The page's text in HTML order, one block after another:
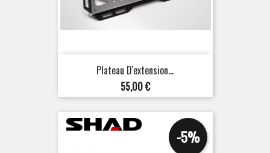
Plateau D'extension...
Prix
55,00 €
-5%